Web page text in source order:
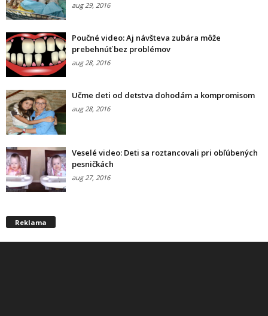
aug 29, 2016
Poučné video: Aj návšteva zubára môže
prebehnúť bez problémov
aug 28, 2016
Učme deti od detstva dohodám a kompromisom
aug 28, 2016
Veselé video: Deti sa roztancovali pri obľúbených
pesničkách
aug 27, 2016
Reklama